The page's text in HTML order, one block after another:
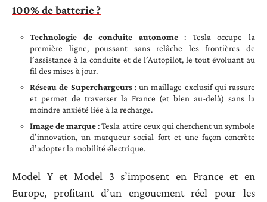
100% de batterie ?
Technologie de conduite autonome: Tesla occupe la
première ligne, poussant sans relâche les frontières de
l’assistance à la conduite et de l’Autopilot, le tout évoluant au
fil des mises à jour.
Réseau de Superchargeurs: un maillage exclusif qui rassure
et permet de traverser la France (et bien au-delà) sans la
moindre anxiété liée à la recharge.
Image de marque: Tesla attire ceux qui cherchent un symbole
d’innovation, un marqueur social fort et une façon concrète
d’adopter la mobilité électrique.
Model Y et Model 3 s’imposent en France et en
Europe, profitant d’un engouement réel pour les